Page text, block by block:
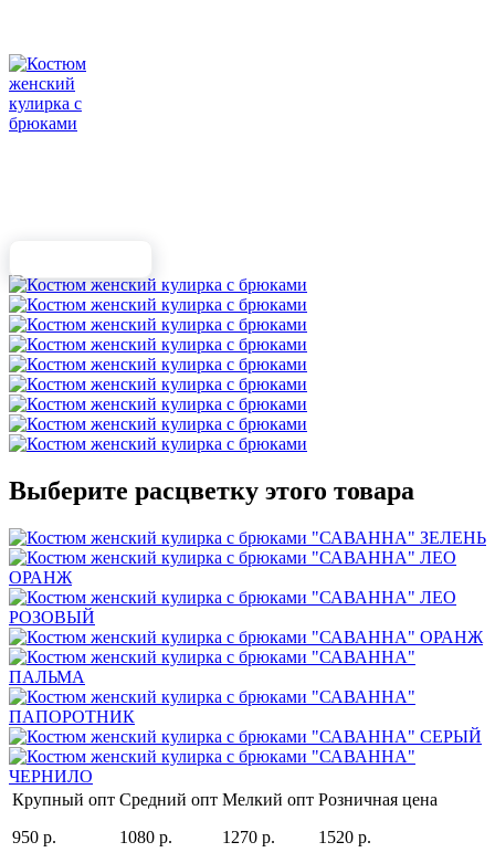
Выберите расцветку этого товара
Крупный опт
950 р.
Средний опт
1080 р.
Мелкий опт
1270 р.
Розничная цена
1520 р.